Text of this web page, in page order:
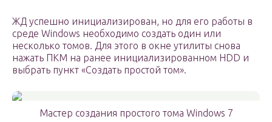
ЖД успешно инициализирован, но для его работы в
среде Windows необходимо создать один или
несколько томов. Для этого в окне утилиты снова
нажать ПКМ на ранее инициализированном HDD и
выбрать пункт «Создать простой том».
Мастер создания простого тома Windows 7